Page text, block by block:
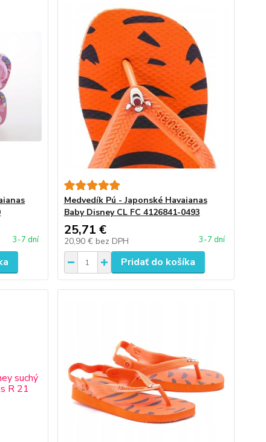
3-7 dní
Medvedík Pú - Japonské Havaianas
Baby Disney CL FC 4126841-0493
25,71 €
20,90 € bez DPH 3-7 dní
Pridať do košíka